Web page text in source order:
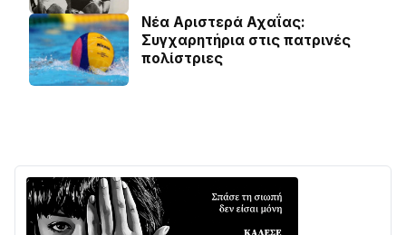
Νέα Αριστερά Αχαΐας:
Συγχαρητήρια στις πατρινές
πολίστριες